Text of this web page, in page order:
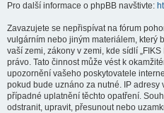
Pro další informace o phpBB navštivte:
Zavazujete se nepřispívat na fórum
vulgárním nebo jiným materiálem, který
vaší zemi, zákony v zemi, kde sídlí
právo. Tato činnost může vést k
upozornění vašeho poskytovatele
pokud bude uznáno za nutné. IP
případné uplatnění těchto opatření.
odstranit, upravit, přesunout nebo